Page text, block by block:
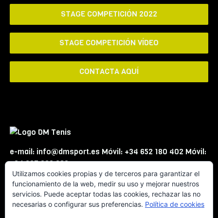
STAGE COMPETICIÓN 2022
STAGE COMPETICIÓN VÍDEO
CONTACTA AQUÍ
e-mail: info@dmsport.es Móvil: +34 652 180 402 Móvil:
+34 667 863 623
Utilizamos cookies propias y de terceros para garantizar el
funcionamiento de la web, medir su uso y mejorar nuestros
servicios. Puede aceptar todas las cookies, rechazar las no
necesarias o configurar sus preferencias. Política de cookies